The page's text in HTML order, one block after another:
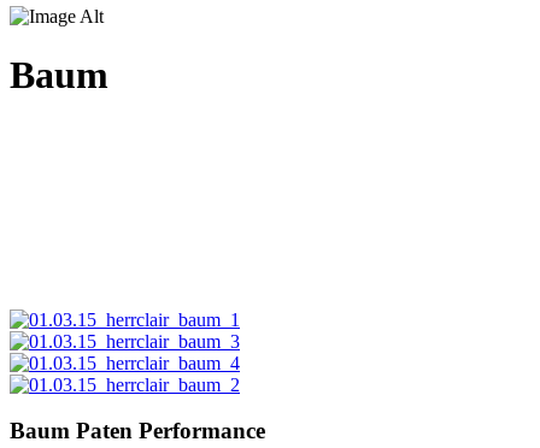
Baum
Baum Paten Performance